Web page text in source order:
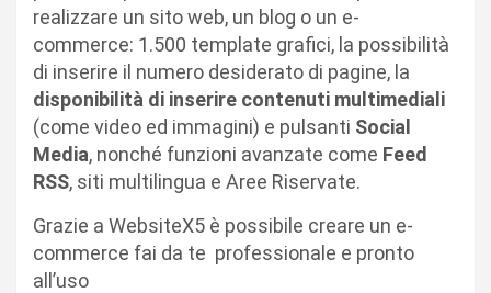
realizzare un sito web, un blog o un e-
commerce: 1.500 template grafici, la possibilità
di inserire il numero desiderato di pagine, la
disponibilità di inserire contenuti multimediali
(come video ed immagini) e pulsanti Social
Media, nonché funzioni avanzate come Feed
RSS, siti multilingua e Aree Riservate.
Grazie a WebsiteX5 è possibile creare un e-
commerce fai da te professionale e pronto
all’uso